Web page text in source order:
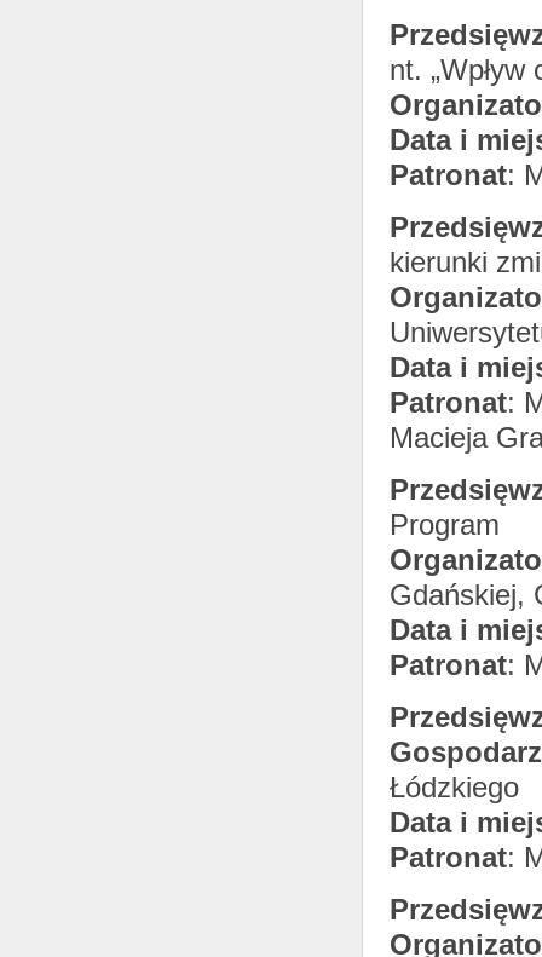
nt.
Data i
Patronat:
kierunki
Data i
Patronat:
Macieja
Program
Gdańskiej,
Data i
Patronat:
Gospodarz
Łódzkiego
Data i
Patronat: